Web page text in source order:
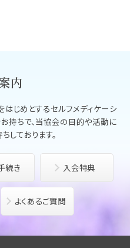
内
はじめとするセルフメディケーシ
持ちで、 当協会の目的や活動に
しております。
続き 入会特典
よくあるご質問